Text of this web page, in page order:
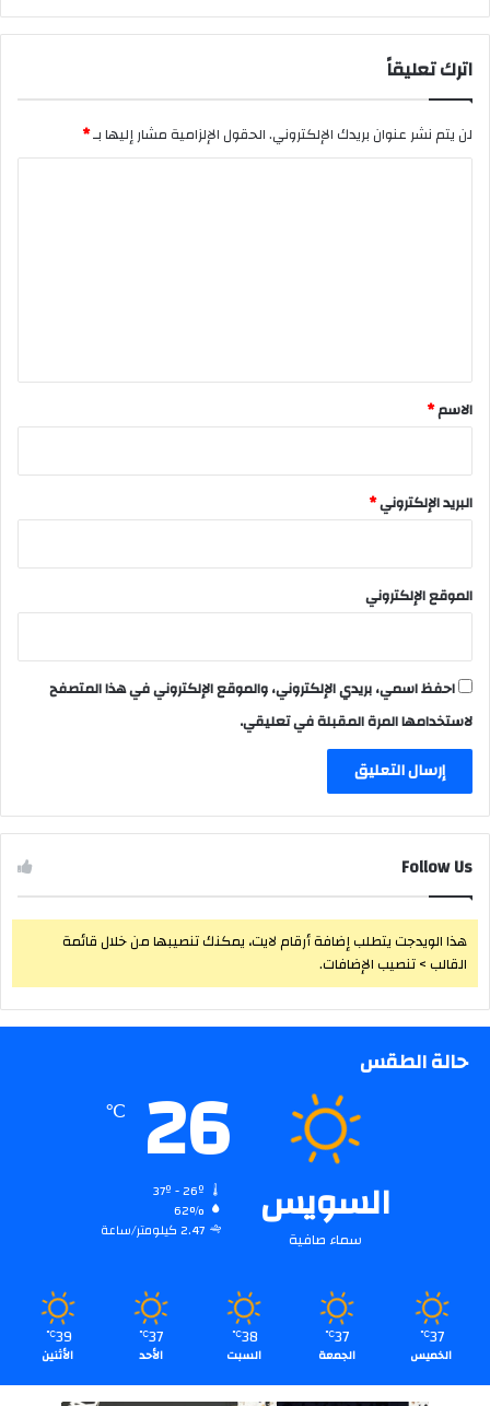
اترك تعليقاً
لن يتم نشر عنوان بريدك الإلكتروني.الحقول الإلزامية مشار إليها بـ*
*
الاسم*
البريد الإلكتروني*
الموقع الإلكتروني
احفظ اسمي، بريدي الإلكتروني، والموقع الإلكتروني في هذا المتصفح
لاستخدامها المرة المقبلة في تعليقي.
Follow Us
هذا الويدجت يتطلب إضافة أرقام لايت، يمكنك تنصيبها من خلال قائمة
القالب > تنصيب الإضافات.
حالة الطقس
السويس
سماء صافية
26
℃
62%
2.47 كيلومتر/ساعة
37
℃
الخميس
37
℃
الجمعة
38
℃
السبت
37
℃
الأحد
39
℃
الأثنين